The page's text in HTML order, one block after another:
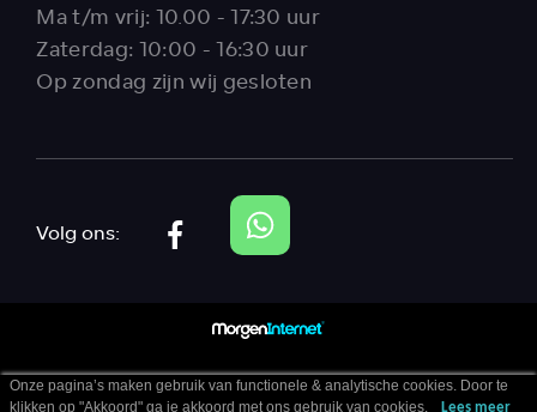
Ma t/m vrij: 10.00 - 17:30 uur
Zaterdag: 10:00 - 16:30 uur
Op zondag zijn wij gesloten
Volg ons:
Onze pagina’s maken gebruik van functionele & analytische cookies. Door te
klikken op "Akkoord" ga je akkoord met ons gebruik van cookies.
Lees meer